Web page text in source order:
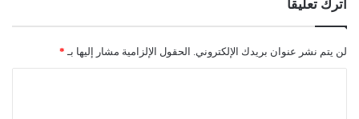
اترك تعليقاً
لن يتم نشر عنوان بريدك الإلكتروني. الحقول الإلزامية مشار إليها بـ *